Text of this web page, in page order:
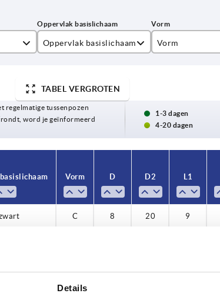
Details
Oppervlak basislichaam
blauw gepassiveerd
gezwart
Vorm
TABEL VERGROTEN
regelmatige tussenpozen
word je geïnformeerd
1-3 dagen
4-20 dagen
Vorm D D2 L1
C 8 20 9
C